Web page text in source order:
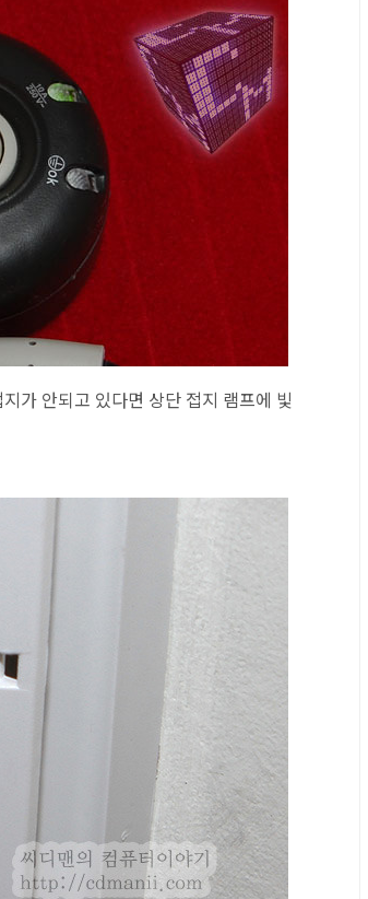
가 안되고 있다면 상단 접지 램프에 빛